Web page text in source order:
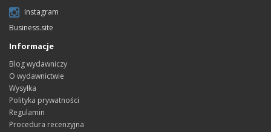
Instagram
Business.site
Informacje
Blog wydawniczy
O wydawnictwie
Wysyłka
Polityka prywatności
Regulamin
Procedura recenzyjna